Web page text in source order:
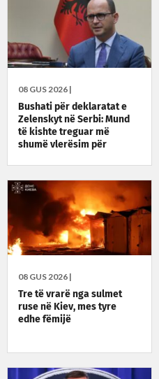
08 GUS 2026 |
Bushati për deklaratat e
Zelenskyt në Serbi: Mund
të kishte treguar më
shumë vlerësim për
08 GUS 2026 |
Tre të vrarë nga sulmet
ruse në Kiev, mes tyre
edhe fëmijë